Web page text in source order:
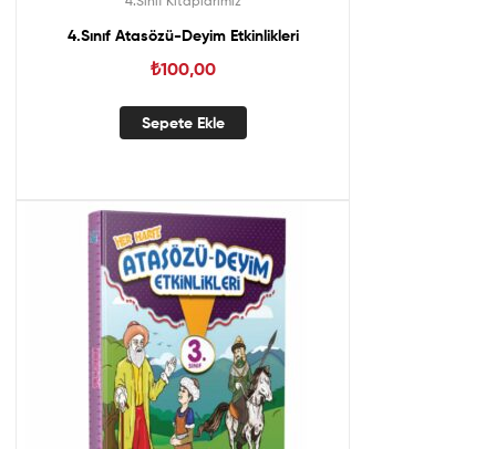
4.Sınıf Atasözü-Deyim Etkinlikleri
₺100,00
Sepete Ekle